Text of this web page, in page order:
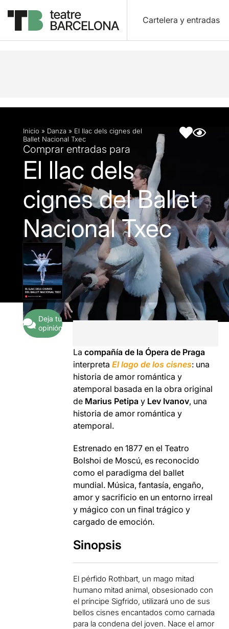
Cartelera y entradas
Descripción Ficha artística Fotos y vídeos
Inicio » Danza » El llac dels cignes del
Ballet Nacional Txec
Comprar entradas para
El llac dels
cignes del Ballet
Nacional Txec
Deja tu
opinión
Lacompañía de la Ópera de Praga
interpreta El lago de los cisnes: una
historia de amor romántica y
atemporal basada en la obra original
de Marius Petipa y Lev Ivanov, una
historia de amor romántica y
atemporal.
Estrenado en 1877 en el Teatro
Bolshoi de Moscú, es reconocido
como el paradigma del ballet
mundial. Música, fantasía, engaño,
amor y sacrificio en un entorno irreal
y mágico con un final trágico y
cargado de emoción.
Sinopsis
El pérfido Rothbart, un mago mitad
humano mitad animal, obsesionado con
el príncipe Sigfrido, utilizará uno de sus
bellos cisnes encantados como carnada
para la condena del joven. Nace el amor